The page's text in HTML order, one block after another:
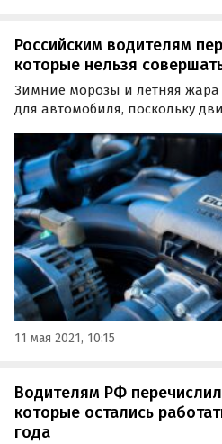
Российским водителям
которые нельзя
Зимние морозы и летняя
для автомобиля, поскольку
«АвтоВзгляд» напомнил о
ошибках, которые могут
период.
11 мая 2021, 10:15
Водителям РФ
которые остались
года